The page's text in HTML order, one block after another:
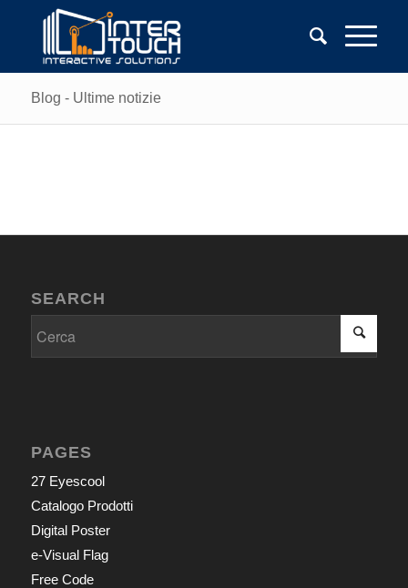
Blog - Ultime notizie
SEARCH
PAGES
27 Eyescool
Catalogo Prodotti
Digital Poster
e-Visual Flag
Free Code